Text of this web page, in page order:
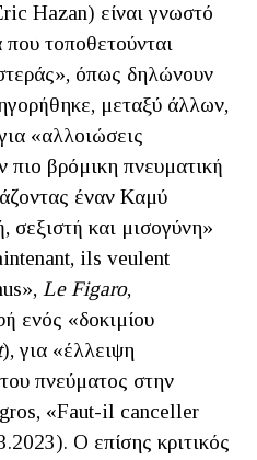
Hazan) είναι γνωστό
που τοποθετούνται
όπως δηλώνουν
μεταξύ άλλων,
«αλλοιώσεις
βρόμικη πνευματική
έναν Καμύ
σεξιστή και μισογύνη»
ils veulent
Le Figaro,
ενός «δοκιμίου
), για «έλλειψη
πνεύματος στην
«Faut-il canceller
Ο επίσης κριτικός